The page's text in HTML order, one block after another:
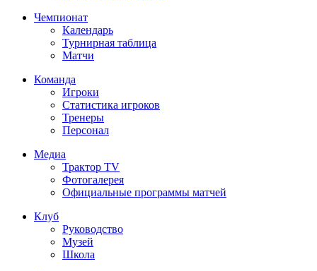
Чемпионат
Календарь
Турнирная таблица
Матчи
Команда
Игроки
Статистика игроков
Тренеры
Персонал
Медиа
Трактор TV
Фотогалерея
Официальные программы матчей
Клуб
Руководство
Музей
Школа